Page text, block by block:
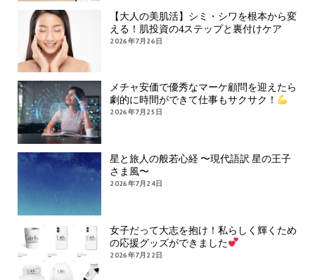
【大人の美肌活】シミ・シワを根本から変
える！肌投資の4ステップと裏付けケア
2026年7月26日
メチャ安価で優秀なマーケ顧問を迎えたら
劇的に時間ができて仕事もサクサク！
2026年7月25日
星と旅人の般若心経 〜現代語訳 星の王子
さま風〜
2026年7月24日
女子だって大志を抱け！私らしく輝くため
の応援グッズができました
2026年7月22日